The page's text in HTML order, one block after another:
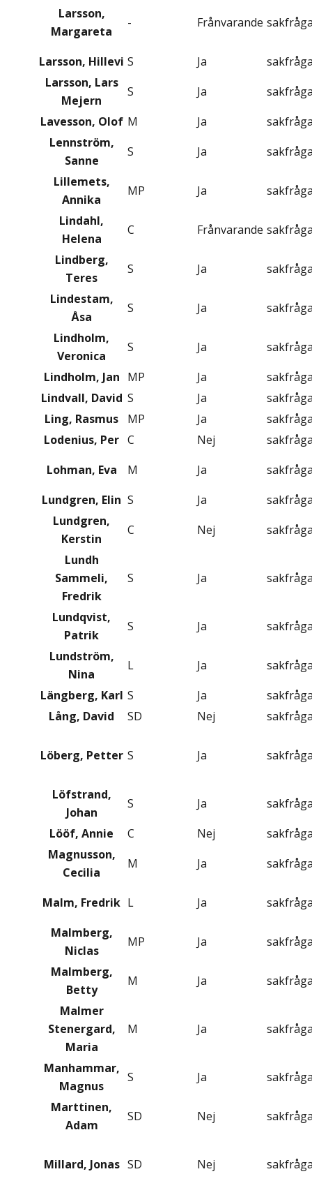
Larsson,
Margareta
- Frånvarande
Larsson, Hillevi S Ja
Larsson, Lars
Mejern
S Ja
Lavesson, Olof M Ja
Lennström,
Sanne
S Ja
Lillemets,
Annika
MP Ja
Lindahl,
Helena
C Frånvarande
Lindberg,
Teres
S Ja
Lindestam,
Åsa
S Ja
Lindholm,
Veronica
S Ja
Lindholm, Jan MP Ja
Lindvall, David S Ja
Ling, Rasmus
MP Ja
Lodenius, Per C Nej
Lohman, Eva
M Ja
Lundgren, Elin S Ja
Lundgren,
Kerstin
C Nej
Lundh
Sammeli,
Fredrik
S Ja
Lundqvist,
Patrik
S Ja
Lundström,
Nina
L Ja
Längberg, Karl S Ja
Lång, David
SD Nej
Löberg, Petter S Ja
Löfstrand,
Johan
S Ja
Lööf, Annie
C Nej
Magnusson,
Cecilia
M Ja
Malm, Fredrik L Ja
Malmberg,
Niclas
MP Ja
Malmberg,
Betty
M Ja
Malmer
Stenergard,
Maria
M Ja
Manhammar,
Magnus
S Ja
Marttinen,
Adam
SD Nej
Millard, Jonas SD Nej